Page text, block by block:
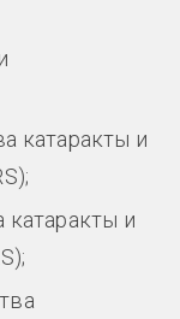
катаракты и
и